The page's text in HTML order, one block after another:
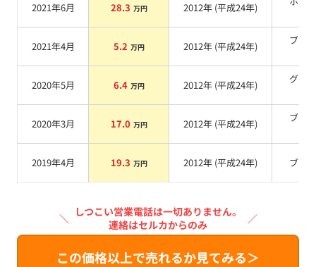
2021年6月 28.3 万円 2012年 (平成24年)
2021年4月 5.2 万円 2012年 (平成24年)
ブラ
2020年5月 6.4 万円 2012年 (平成24年)
グリ
2020年3月 17.0 万円 2012年 (平成24年)
ブラ
2019年4月 19.3 万円 2012年 (平成24年) ブルー
＼ しつこい営業電話は一切ありません。
連絡はセルカからのみ
／
この価格以上で売れるか見てみる＞